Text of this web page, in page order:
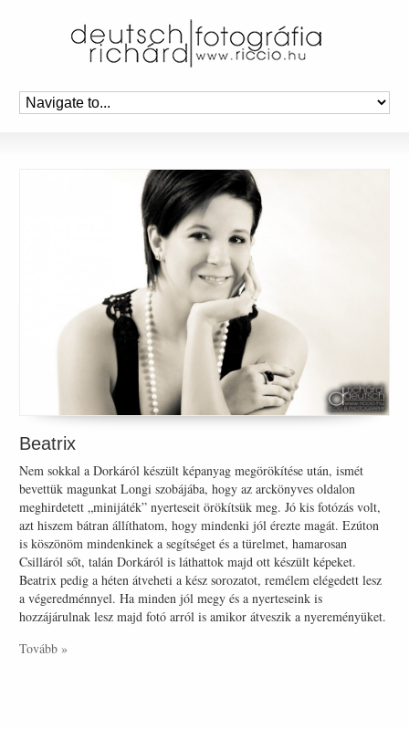
Beatrix
Nem sokkal a Dorkáról készült képanyag megörökítése után, ismét
bevettük magunkat Longi szobájába, hogy az arckönyves oldalon
meghirdetett „minijáték” nyerteseit örökítsük meg. Jó kis fotózás volt,
azt hiszem bátran állíthatom, hogy mindenki jól érezte magát. Ezúton
is köszönöm mindenkinek a segítséget és a türelmet, hamarosan
Csilláról sőt, talán Dorkáról is láthattok majd ott készült képeket.
Beatrix pedig a héten átveheti a kész sorozatot, remélem elégedett lesz
a végeredménnyel. Ha minden jól megy és a nyerteseink is
hozzájárulnak lesz majd fotó arról is amikor átveszik a nyereményüket.
Tovább »